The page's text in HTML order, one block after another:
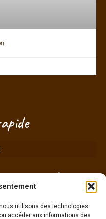
utilisons des technologies
accéder aux informations des
Plérin (proche
d'Armor -